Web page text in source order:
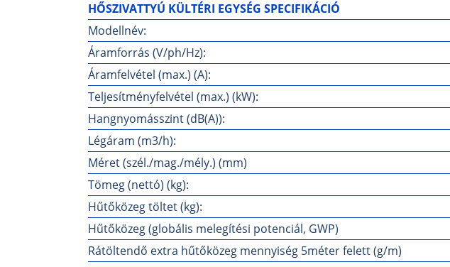
HŐSZIVATTYÚ KÜLTÉRI EGYSÉG SPECIFIKÁCIÓ
Modellnév:
Áramforrás (V/ph/Hz):
Áramfelvétel (max.) (A):
Teljesítményfelvétel (max.) (kW):
Hangnyomásszint (dB(A)):
Légáram (m3/h):
Méret (szél./mag./mély.) (mm)
Tömeg (nettó) (kg):
Hűtőközeg töltet (kg):
Hűtőközeg (globális melegítési potenciál, GWP)
Rátöltendő extra hűtőközeg mennyiség 5méter felett (g/m)